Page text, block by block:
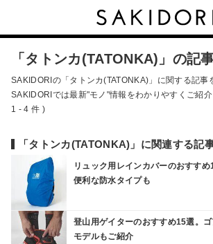
「タトンカ(TATONKA)」の記
SAKIDORIの「タトンカ(TATONKA)」に関する記事
SAKIDORIでは最新"モノ"情報をわかりやすくご紹
1 - 4 件 )
「タトンカ(TATONKA)」に関連する記
リュック用レインカバーのおすす
便利な防水タイプも
登山用ゲイターのおすすめ15選。
モデルもご紹介